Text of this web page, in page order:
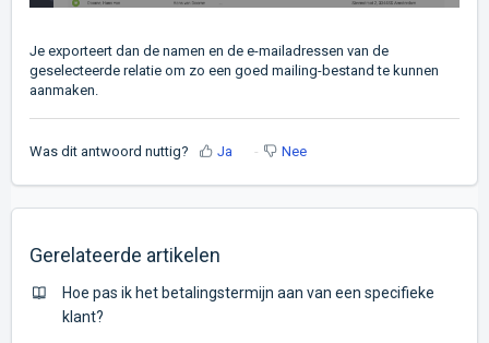
Je exporteert dan de namen en de e-mailadressen van de
geselecteerde relatie om zo een goed mailing-bestand te kunnen
aanmaken.
Was dit antwoord nuttig? Ja Nee
Gerelateerde artikelen
Hoe pas ik het betalingstermijn aan van een specifieke
klant?